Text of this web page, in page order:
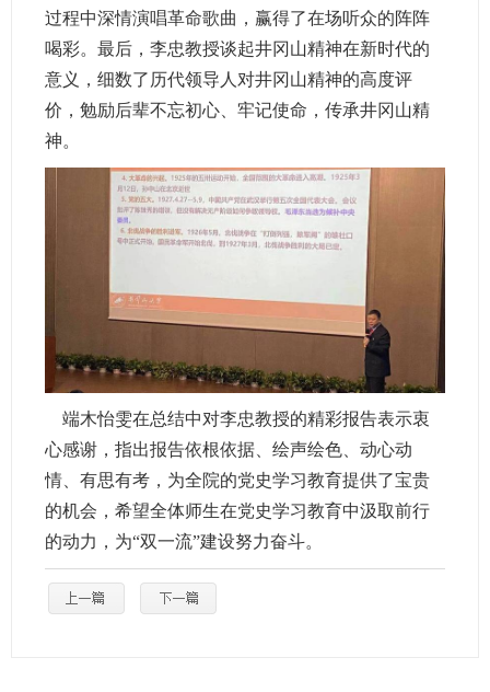
过程中深情演唱革命歌曲，赢得了在场听众的阵阵
喝彩。最后，李忠教授谈起井冈山精神在新时代的
意义，细数了历代领导人对井冈山精神的高度评
价，勉励后辈不忘初心、牢记使命，传承井冈山精
神。
端木怡雯在总结中对李忠教授的精彩报告表示衷
心感谢，指出报告依根依据、绘声绘色、动心动
情、有思有考，为全院的党史学习教育提供了宝贵
的机会，希望全体师生在党史学习教育中汲取前行
的动力，为“双一流”建设努力奋斗。